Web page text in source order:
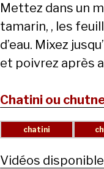
Mettez dans un
tamarin, , les
d’eau. Mixez
et poivrez après
Chatini ou
Vidéos